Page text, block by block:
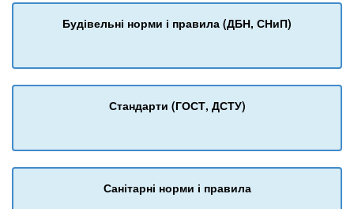
Будівельні норми і правила (ДБН, СНиП)
Стандарти (ГОСТ, ДСТУ)
Санітарні норми і правила